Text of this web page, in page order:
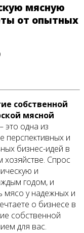
мясную
от опытных
собственной
мясной
– это одна из
перспективных и
бизнес-идей в
хозяйстве. Спрос
и
годом, и
мясо у надежных и
о бизнесе в
собственной
для вас.